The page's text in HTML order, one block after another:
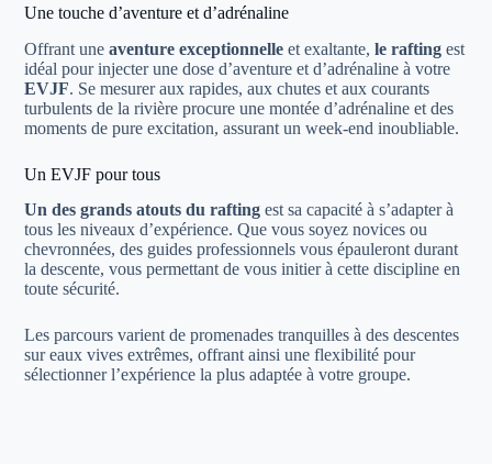
Une touche d’aventure et d’adrénaline
Offrant uneaventure exceptionnelle et exaltante,le raftingest
idéal pour injecter une dose d’aventure et d’adrénaline à votre
EVJF. Se mesurer aux rapides, aux chutes et aux courants
turbulents de la rivière procure une montée d’adrénaline et des
moments de pure excitation, assurant un week-end inoubliable.
Un EVJF pour tous
Un des grands atouts du rafting est sa capacité à s’adapter à
tous les niveaux d’expérience. Que vous soyez novices ou
chevronnées, des guides professionnels vous épauleront durant
la descente, vous permettant de vous initier à cette discipline en
toute sécurité.
Les parcours varient de promenades tranquilles à des descentes
sur eaux vives extrêmes, offrant ainsi une flexibilité pour
sélectionner l’expérience la plus adaptée à votre groupe.